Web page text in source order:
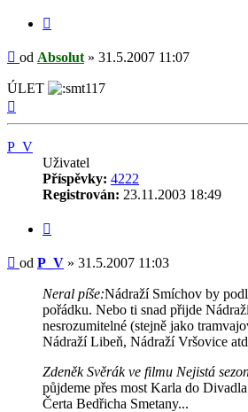
Příspěvek
od Absolut » 31.5.2007 11:07
ÚLET
P_V
Uživatel
Příspěvky: 4222
Registrován: 23.11.2003 18:49
Příspěvek
od P_V » 31.5.2007 11:03
Neral píše:Nádraží Smíchov by
pořádku. Nebo ti snad přijde
nesrozumitelné (stejně jako
Nádraží Libeň, Nádraží Vršovice
Zdeněk Svěrák ve filmu Nejistá
půjdeme přes most Karla do
Čerta Bedřicha Smetany...